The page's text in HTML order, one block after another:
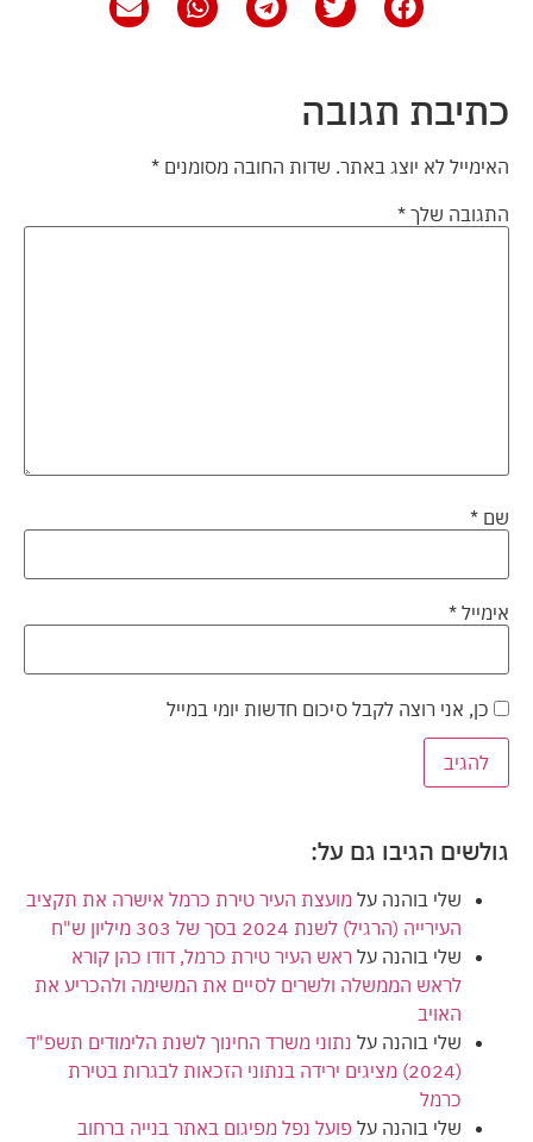
כתיבת תגובה
האימייל לא יוצג באתר. שדות החובה מסומנים *
התגובה שלך *
שם *
אימייל *
כן, אני רוצה לקבל סיכום חדשות יומי במייל
גולשים הגיבו גם על:
שלי בוהנה על מועצת העיר טירת כרמל אישרה את תקציב
העירייה (הרגיל) לשנת 2024 בסך של 303 מיליון ש"ח
שלי בוהנה על ראש העיר טירת כרמל, דודו כהן קורא
לראש הממשלה ולשרים לסיים את המשימה ולהכריע את
האויב
שלי בוהנה על נתוני משרד החינוך לשנת הלימודים תשפ"ד
(2024) מציגים ירידה בנתוני הזכאות לבגרות בטירת
כרמל
שלי בוהנה על פועל נפל מפיגום באתר בנייה ברחוב